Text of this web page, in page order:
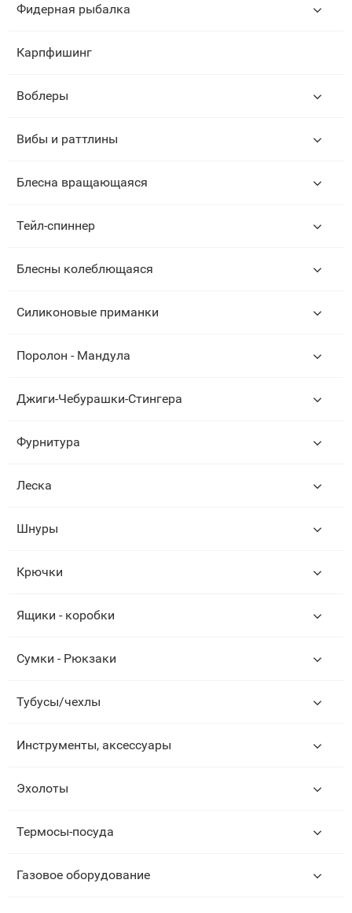
Фидерная рыбалка
Карпфишинг
Воблеры
Вибы и раттлины
Блесна вращающаяся
Тейл-спиннер
Блесны колеблющаяся
Силиконовые приманки
Поролон - Мандула
Джиги-Чебурашки-Стингера
Фурнитура
Леска
Шнуры
Крючки
Ящики - коробки
Сумки - Рюкзаки
Тубусы/чехлы
Инструменты, аксессуары
Эхолоты
Термосы-посуда
Газовое оборудование